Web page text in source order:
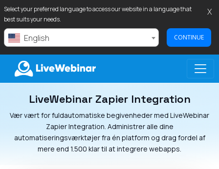
Select your preferred language to access our website in a language that
best suits your needs.
English CONTINUE
X
LIVEWEBINAR.COM
LiveWebinar Zapier Integration
Vær vært for fuldautomatiske begivenheder med LiveWebinar
Zapier Integration. Administrer alle dine
automatiseringsværktøjer fra én platform og drag fordel af
mere end 1.500 klar til at integrere webapps.